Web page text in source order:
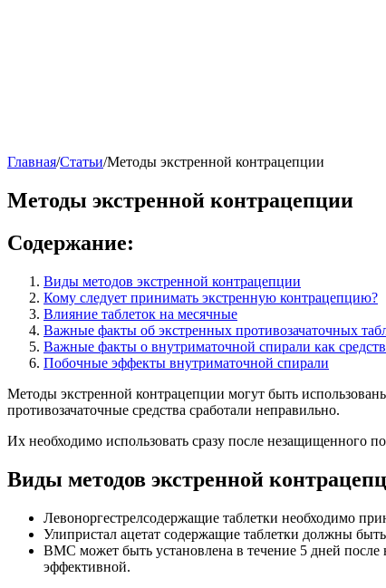
Главная/Статьи/Методы экстренной контрацепции
Методы экстренной контрацепции
Содержание:
Виды методов экстренной контрацепции
Кому следует принимать экстренную контрацепцию?
Влияние таблеток на месячные
Важные факты об экстренных противозачаточных
Важные факты о внутриматочной спирали как
Побочные эффекты внутриматочной спирали
Методы экстренной контрацепции могут быть
противозачаточные средства сработали неправильно.
Их необходимо использовать сразу после незащищенного
Виды методов экстренной
Левоноргестрелсодержащие таблетки необходимо
Улипристал ацетат содержащие таблетки должны
ВМС может быть установлена в течение 5 дней после
эффективной.